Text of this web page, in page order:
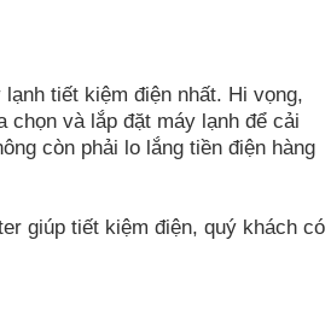
tiết kiệm điện nhất. Hi vọng,
và lắp đặt máy lạnh để cải
còn phải lo lắng tiền điện hàng
giúp tiết kiệm điện, quý khách có